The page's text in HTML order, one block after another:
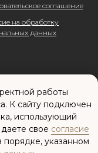
работы
К cайту подключен
использующий
свое согласие
порядке, указанном
соглашение
на обработку
данных